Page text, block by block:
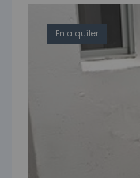
En alquiler